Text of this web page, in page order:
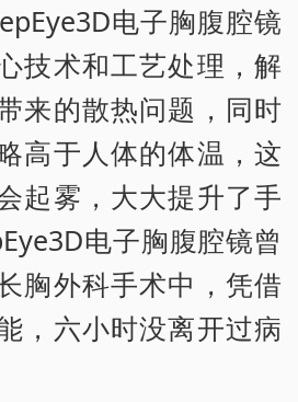
电子胸腹腔镜
技术和工艺处理，解
来的散热问题，同时
高于人体的体温，这
起雾，大大提升了手
电子胸腹腔镜曾
胸外科手术中，凭借
，六小时没离开过病